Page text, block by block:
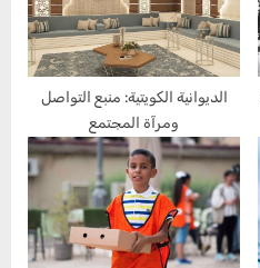
الديوانية الكويتية: منبع التواصل
ومرآة المجتمع